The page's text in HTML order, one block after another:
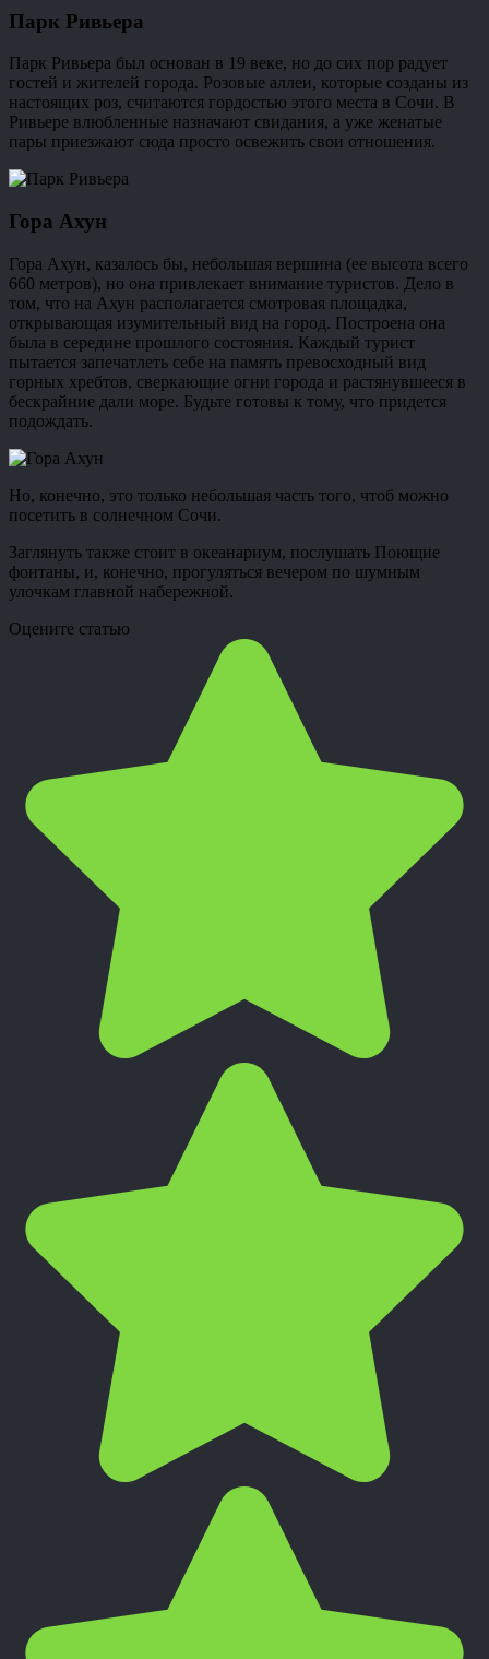
Парк Ривьера
Парк Ривьера был основан в 19 веке, но до сих пор радует
гостей и жителей города. Розовые аллеи, которые созданы из
настоящих роз, считаются гордостью этого места в Сочи. В
Ривьере влюбленные назначают свидания, а уже женатые
пары приезжают сюда просто освежить свои отношения.
Гора Ахун
Гора Ахун, казалось бы, небольшая вершина (ее высота всего
660 метров), но она привлекает внимание туристов. Дело в
том, что на Ахун располагается смотровая площадка,
открывающая изумительный вид на город. Построена она
была в середине прошлого состояния. Каждый турист
пытается запечатлеть себе на память превосходный вид
горных хребтов, сверкающие огни города и растянувшееся в
бескрайние дали море. Будьте готовы к тому, что придется
подождать.
Но, конечно, это только небольшая часть того, чтоб можно
посетить в солнечном Сочи.
Заглянуть также стоит в океанариум, послушать Поющие
фонтаны, и, конечно, прогуляться вечером по шумным
улочкам главной набережной.
Оцените статью